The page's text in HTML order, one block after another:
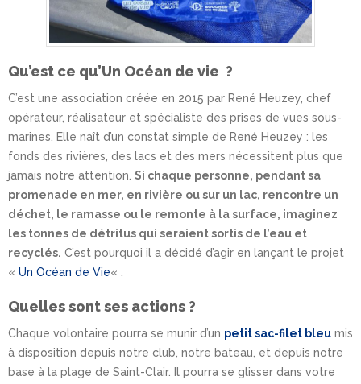
Qu’est ce qu’Un Océan de vie ?
C’est une association créée en 2015 par René Heuzey, chef
opérateur, réalisateur et spécialiste des prises de vues sous-
marines. Elle naît d’un constat simple de René Heuzey : les
fonds des rivières, des lacs et des mers nécessitent plus que
jamais notre attention. Si chaque personne, pendant sa
promenade en mer, en rivière ou sur un lac, rencontre un
déchet, le ramasse ou le remonte à la surface, imaginez
les tonnes de détritus qui seraient sortis de l’eau et
recyclés. C’est pourquoi il a décidé d’agir en lançant le projet
« Un Océan de Vie« .
Quelles sont ses actions ?
Chaque volontaire pourra se munir d’un petit sac-filet bleu mis
à disposition depuis notre club, notre bateau, et depuis notre
base à la plage de Saint-Clair. Il pourra se glisser dans votre